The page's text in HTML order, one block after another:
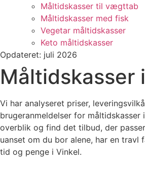
Måltidskasser til vægttab
Måltidskasser med fisk
Vegetar måltidskasser
Keto måltidskasser
Opdateret: juli 2026
Måltidskasser
Vi har analyseret priser,
brugeranmeldelser for måltidskasser
overblik og find det tilbud, der
uanset om du bor alene, har en travl
tid og penge i Vinkel.